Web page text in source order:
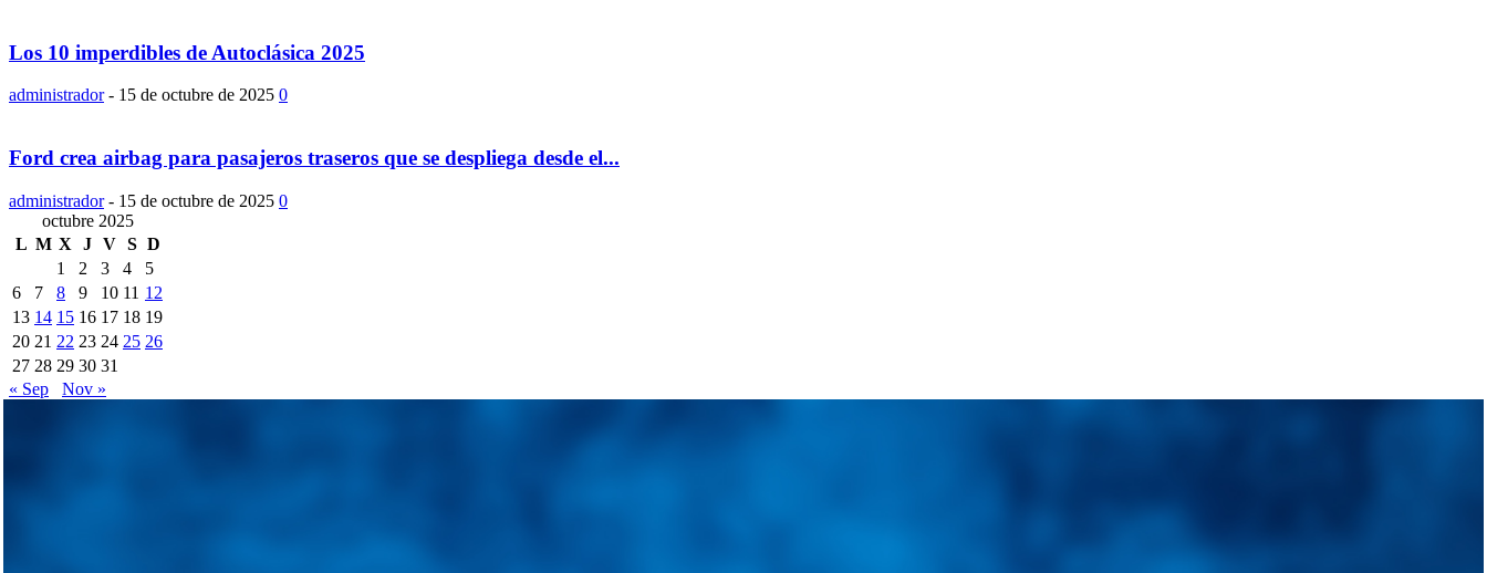
Los 10 imperdibles de Autoclásica 2025
administrador - 15 de octubre de 2025 0
Ford crea airbag para pasajeros traseros que se despliega desde el...
administrador - 15 de octubre de 2025 0
octubre 2025
L M X J V S D
1
2 3 4
5
6
7 8 9 10 11 12
13 14 15 16 17 18 19
20 21 22 23 24 25 26
27 28 29 30 31
« Sep
Nov »